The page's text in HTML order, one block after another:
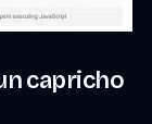
capricho